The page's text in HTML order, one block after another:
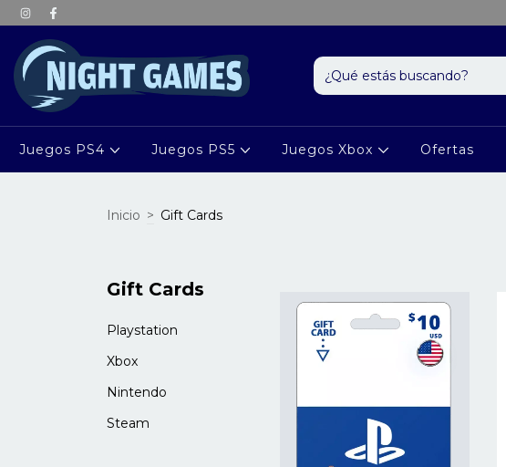
Juegos PS4 Juegos PS5 Juegos Xbox Ofertas
Inicio > Gift Cards
Gift Cards
Playstation
Xbox
Nintendo
Steam